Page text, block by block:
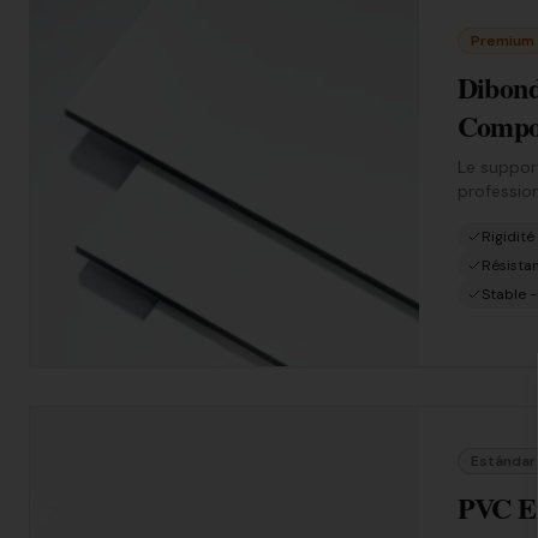
Premium
Le
Rigidité
Stable
Estándar
PVC